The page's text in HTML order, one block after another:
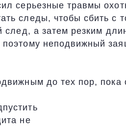
серьезные травмы
следы, чтобы сбить с
а затем резким
неподвижный
до тех пор, пока
не